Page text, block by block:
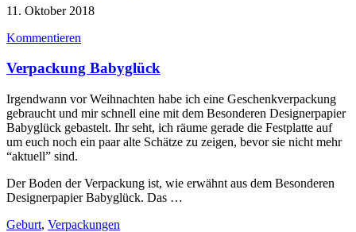
11. Oktober 2018
Kommentieren
Verpackung Babyglück
Irgendwann vor Weihnachten habe ich eine Geschenkverpackung
gebraucht und mir schnell eine mit dem Besonderen Designerpapier
Babyglück gebastelt. Ihr seht, ich räume gerade die Festplatte auf
um euch noch ein paar alte Schätze zu zeigen, bevor sie nicht mehr
“aktuell” sind.
Der Boden der Verpackung ist, wie erwähnt aus dem Besonderen
Designerpapier Babyglück. Das …
Geburt, Verpackungen